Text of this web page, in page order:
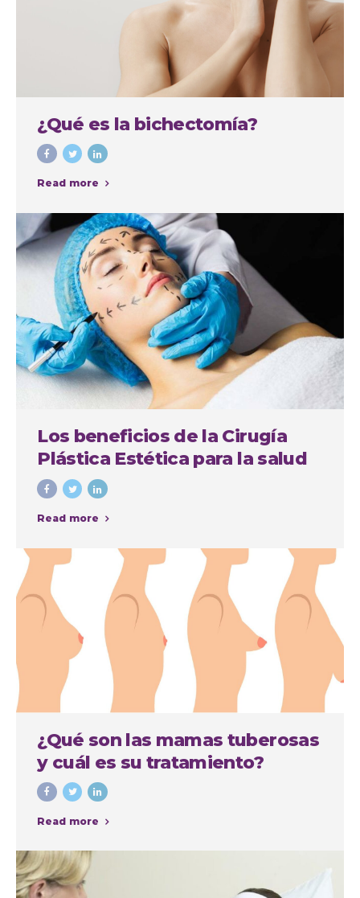
¿Qué es la bichectomía?
Read more
Los beneficios de la Cirugía
Plástica Estética para la salud
física y mental
Read more
¿Qué son las mamas tuberosas
y cuál es su tratamiento?
Read more